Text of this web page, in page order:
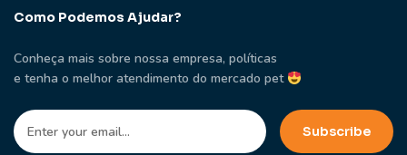
Como Podemos Ajudar?
Conheça mais sobre nossa empresa, políticas
e tenha o melhor atendimento do mercado pet